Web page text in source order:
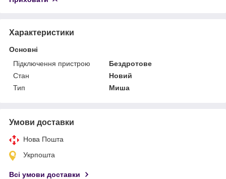
Характеристики
Основні
Підключення пристрою
Бездротове
Стан
Новий
Тип
Миша
Умови доставки
Нова Пошта
Укрпошта
Всі умови доставки